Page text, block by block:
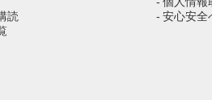
読
- 安心安全